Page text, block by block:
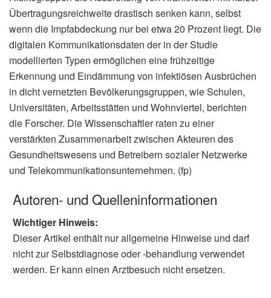
Übertragungsreichweite drastisch senken kann, selbst
wenn die Impfabdeckung nur bei etwa 20 Prozent liegt. Die
digitalen Kommunikationsdaten der in der Studie
modellierten Typen ermöglichen eine frühzeitige
Erkennung und Eindämmung von infektiösen Ausbrüchen
in dicht vernetzten Bevölkerungsgruppen, wie Schulen,
Universitäten, Arbeitsstätten und Wohnviertel, berichten
die Forscher. Die Wissenschaftler raten zu einer
verstärkten Zusammenarbeit zwischen Akteuren des
Gesundheitswesens und Betreibern sozialer Netzwerke
und Telekommunikationsunternehmen. (fp)
Autoren- und Quelleninformationen
Wichtiger Hinweis:
Dieser Artikel enthält nur allgemeine Hinweise und darf
nicht zur Selbstdiagnose oder -behandlung verwendet
werden. Er kann einen Arztbesuch nicht ersetzen.